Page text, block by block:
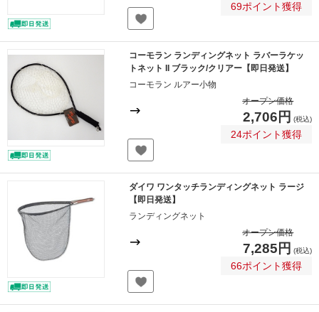
69ポイント獲得
コーモラン ランディングネット ラバーラケッ
トネット II ブラック/クリアー【即日発送】
コーモラン ルアー小物
オープン価格
2,706円 (税込)
24ポイント獲得
ダイワ ワンタッチランディングネット ラージ
【即日発送】
ランディングネット
オープン価格
7,285円 (税込)
66ポイント獲得